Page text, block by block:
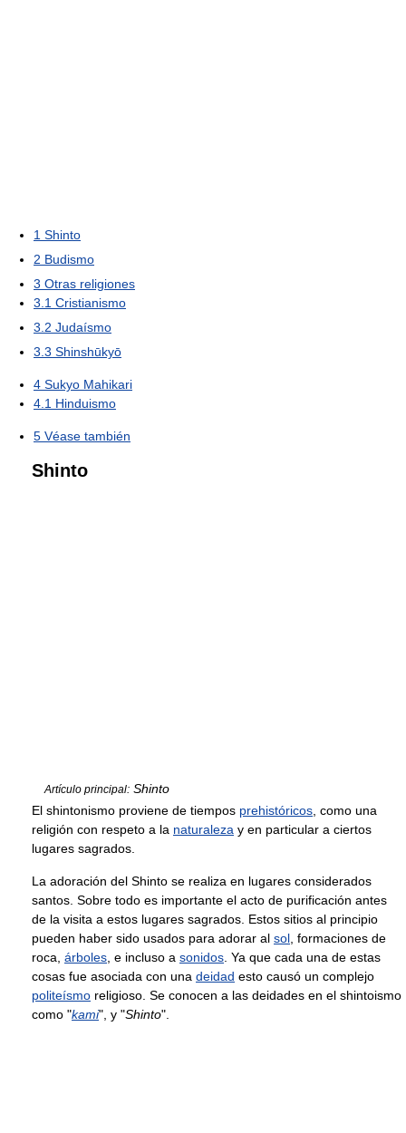
1 Shinto
2 Budismo
3 Otras religiones
3.1 Cristianismo
3.2 Judaísmo
3.3 Shinshūkyō
4 Sukyo Mahikari
4.1 Hinduismo
5 Véase también
Shinto
Artículo principal: Shinto
El shintonismo proviene de tiempos prehistóricos , como una
religión con respeto a la naturaleza y en particular a ciertos
lugares sagrados.
La adoración del Shinto se realiza en lugares considerados
santos. Sobre todo es importante el acto de purificación antes
de la visita a estos lugares sagrados. Estos sitios al principio
pueden haber sido usados para adorar al sol , formaciones de
roca, árboles , e incluso a sonidos . Ya que cada una de estas
cosas fue asociada con una deidad esto causó un complejo
politeísmo religioso. Se conocen a las deidades en el shintoismo
como "kami", y "Shinto".